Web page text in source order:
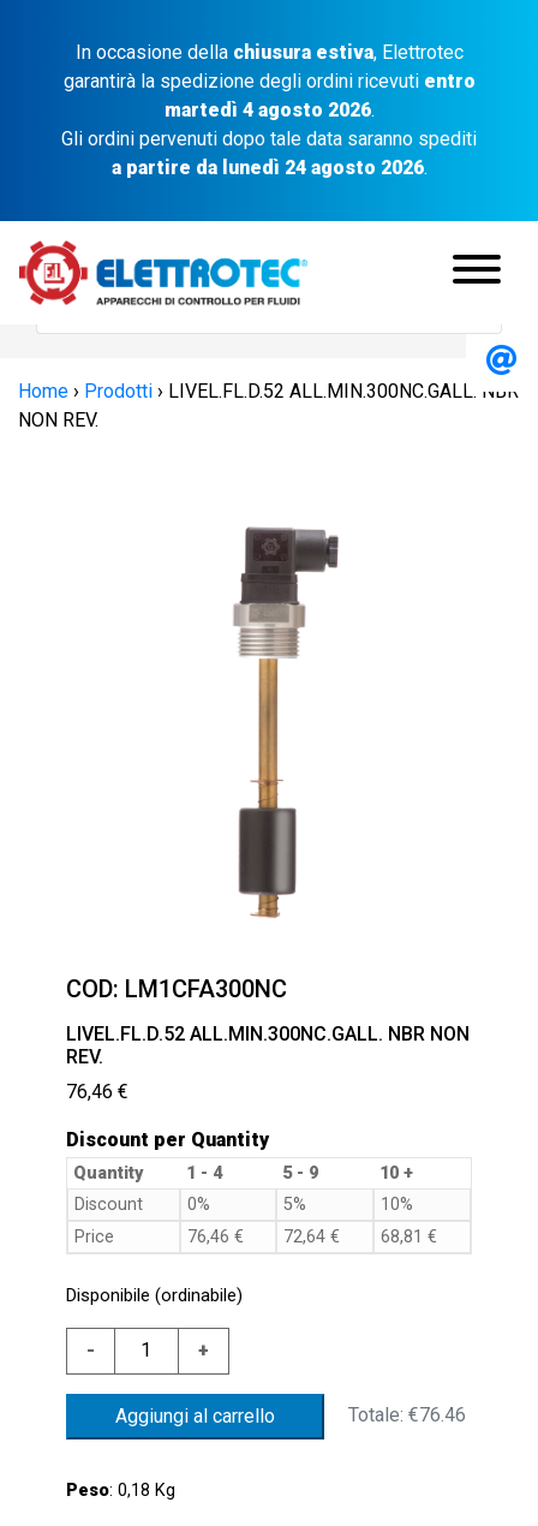
In occasione della chiusura estiva, Elettrotec
garantirà la spedizione degli ordini ricevuti entro
martedì 4 agosto 2026.
Gli ordini pervenuti dopo tale data saranno spediti
a partire da lunedì 24 agosto 2026.
Home › Prodotti › LIVEL.FL.D.52 ALL.MIN.300NC.GALL. NBR
NON REV.
COD: LM1CFA300NC
LIVEL.FL.D.52 ALL.MIN.300NC.GALL. NBR NON
REV.
76,46 €
Discount per Quantity
Quantity 1 - 4 5 - 9
10 +
Discount
0% 5%
10%
Price
76,46 € 72,64 € 68,81 €
Disponibile (ordinabile)
-
LIVEL.FL.D.52
ALL.MIN.300NC.GALL.
NBR
NON
quantità
+
Aggiungi al carrello Totale:€76.46
Peso: 0,18 Kg